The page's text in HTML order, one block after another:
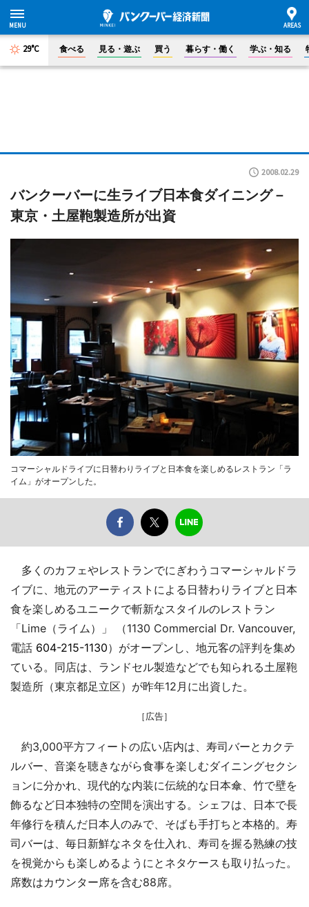
29°C 食べる 見る・遊ぶ 買う 暮らす・働く 学ぶ・知る
2008.02.29
バンクーバーに生ライブ日本食ダイニング－
東京・土屋鞄製造所が出資
コマーシャルドライブに日替わりライブと日本食を楽しめるレストラン「ラ
イム」がオープンした。
多くのカフェやレストランでにぎわうコマーシャルドラ
イブに、地元のアーティストによる日替わりライブと日本
食を楽しめるユニークで斬新なスタイルのレストラン
「Lime（ライム）」 （1130 Commercial Dr. Vancouver,
電話 604-215-1130）がオープンし、地元客の評判を集め
ている。同店は、ランドセル製造などでも知られる土屋鞄
製造所（東京都足立区）が昨年12月に出資した。
［広告］
約3,000平方フィートの広い店内は、寿司バーとカクテ
ルバー、音楽を聴きながら食事を楽しむダイニングセクシ
ョンに分かれ、現代的な内装に伝統的な日本傘、竹で壁を
飾るなど日本独特の空間を演出する。シェフは、日本で長
年修行を積んだ日本人のみで、そばも手打ちと本格的。寿
司バーは、毎日新鮮なネタを仕入れ、寿司を握る熟練の技
を視覚からも楽しめるようにとネタケースも取り払った。
席数はカウンター席を含む88席。